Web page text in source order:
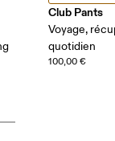
Club Pants
Voyage,
quotidien
100,00 €